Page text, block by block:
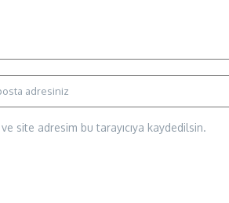
site adresim bu tarayıcıya kaydedilsin.